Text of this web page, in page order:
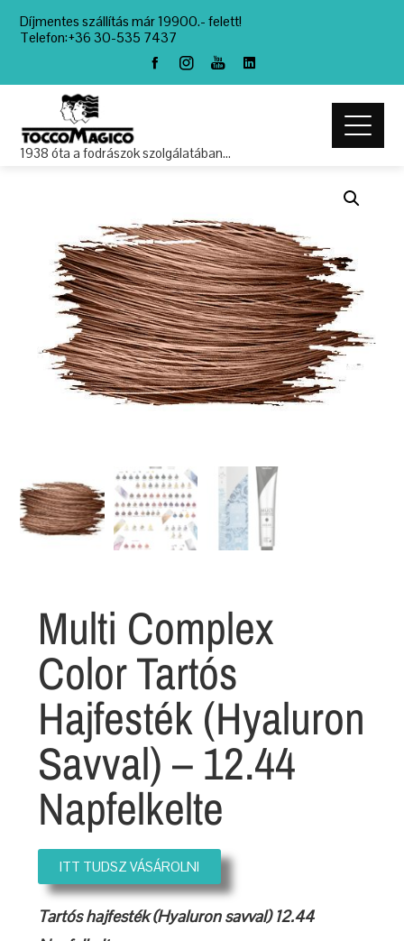
Díjmentes szállítás már 19900.- felett!
Telefon:+36 30-535 7437
1938 óta a fodrászok szolgálatában…
Multi Complex
Color Tartós
Hajfesték (Hyaluron
Savval) – 12.44
Napfelkelte
ITT TUDSZ VÁSÁROLNI
Tartós hajfesték (Hyaluron savval) 12.44